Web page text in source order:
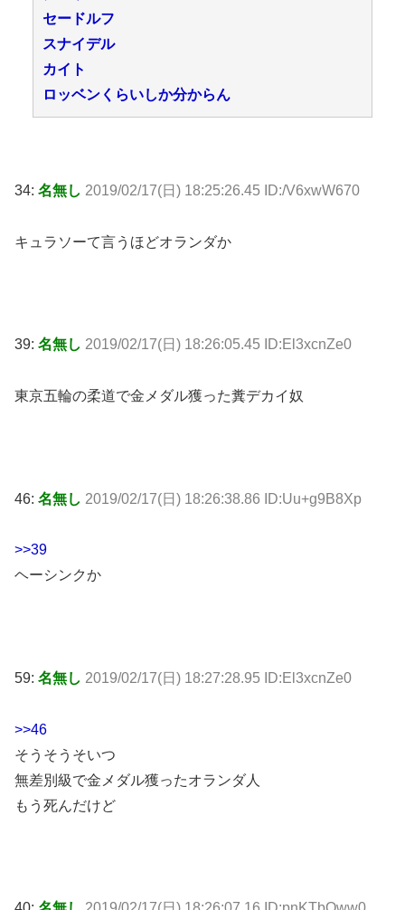
セードルフ
スナイデル
カイト
ロッベンくらいしか分からん
34: 名無し 2019/02/17(日) 18:25:26.45 ID:/V6xwW670
キュラソーて言うほどオランダか
39: 名無し 2019/02/17(日) 18:26:05.45 ID:El3xcnZe0
東京五輪の柔道で金メダル獲った糞デカイ奴
46: 名無し 2019/02/17(日) 18:26:38.86 ID:Uu+g9B8Xp
>>39
ヘーシンクか
59: 名無し 2019/02/17(日) 18:27:28.95 ID:El3xcnZe0
>>46
そうそうそいつ
無差別級で金メダル獲ったオランダ人
もう死んだけど